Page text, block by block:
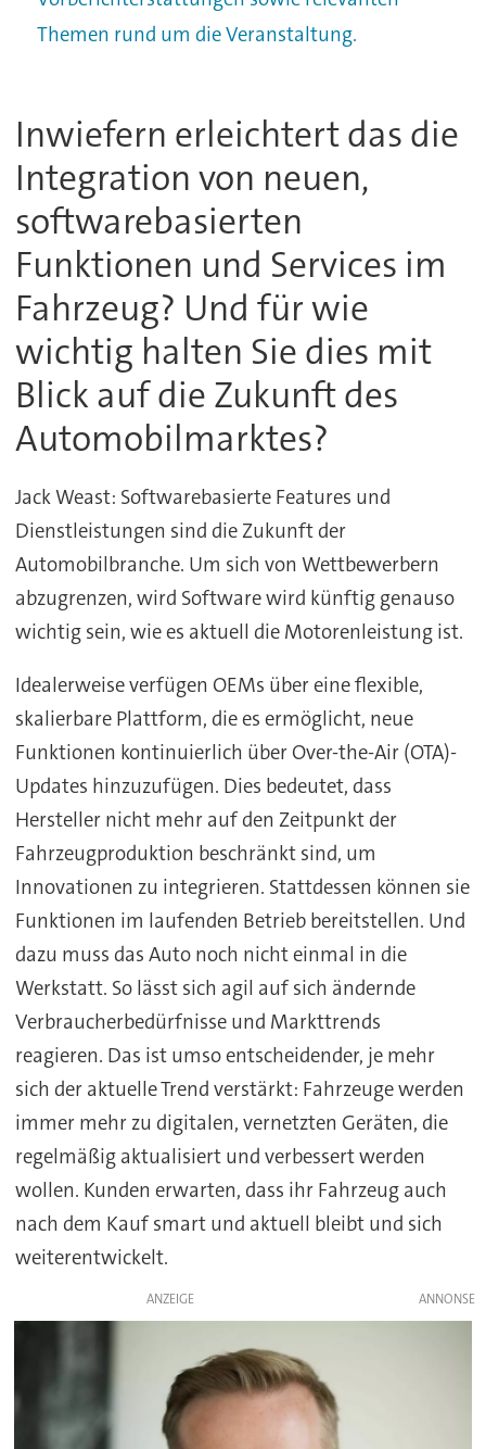
Themen rund um die Veranstaltung.
Inwiefern erleichtert das die
Integration von neuen,
softwarebasierten
Funktionen und Services im
Fahrzeug? Und für wie
wichtig halten Sie dies mit
Blick auf die Zukunft des
Automobilmarktes?
Jack Weast: Softwarebasierte Features und
Dienstleistungen sind die Zukunft der
Automobilbranche. Um sich von Wettbewerbern
abzugrenzen, wird Software wird künftig genauso
wichtig sein, wie es aktuell die Motorenleistung ist.
Idealerweise verfügen OEMs über eine flexible,
skalierbare Plattform, die es ermöglicht, neue
Funktionen kontinuierlich über Over-the-Air (OTA)-
Updates hinzuzufügen. Dies bedeutet, dass
Hersteller nicht mehr auf den Zeitpunkt der
Fahrzeugproduktion beschränkt sind, um
Innovationen zu integrieren. Stattdessen können sie
Funktionen im laufenden Betrieb bereitstellen. Und
dazu muss das Auto noch nicht einmal in die
Werkstatt. So lässt sich agil auf sich ändernde
Verbraucherbedürfnisse und Markttrends
reagieren. Das ist umso entscheidender, je mehr
sich der aktuelle Trend verstärkt: Fahrzeuge werden
immer mehr zu digitalen, vernetzten Geräten, die
regelmäßig aktualisiert und verbessert werden
wollen. Kunden erwarten, dass ihr Fahrzeug auch
nach dem Kauf smart und aktuell bleibt und sich
weiterentwickelt.
ANZEIGE